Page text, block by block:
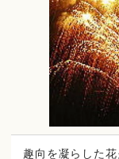
趣向を凝らした